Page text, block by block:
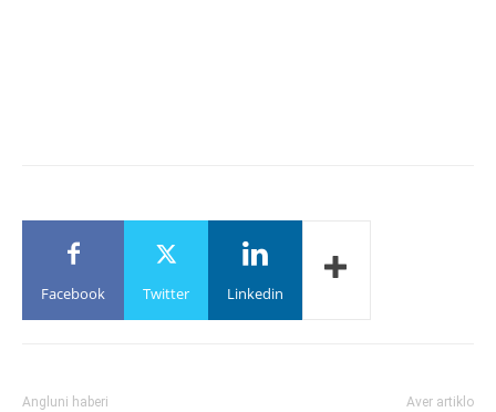
Facebook Twitter Linkedin
Angluni haberi Aver artiklo